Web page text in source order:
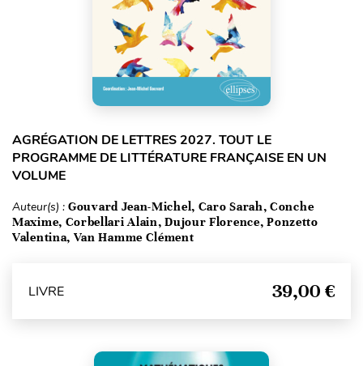
AGRÉGATION DE LETTRES 2027. TOUT LE
PROGRAMME DE LITTÉRATURE FRANÇAISE EN UN
VOLUME
Auteur(s) : Gouvard Jean-Michel, Caro Sarah, Conche
Maxime, Corbellari Alain, Dujour Florence, Ponzetto
Valentina, Van Hamme Clément
LIVRE 39,00 €